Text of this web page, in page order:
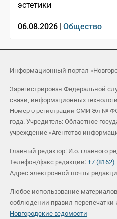
эстетики
06.08.2026 | Общество
Информационный портал
Зарегистрирован Федеральной
связи, информационных
Номер о регистрации СМИ Эл №
года. Учредитель: Областное
учреждение «Агентство
Главный редактор: И.о. главного
Телефон/факс редакции: +7 (8162)
Адрес электронной почты
Любое использование материалов
соблюдении правил перепечатки
Новгородские ведомости